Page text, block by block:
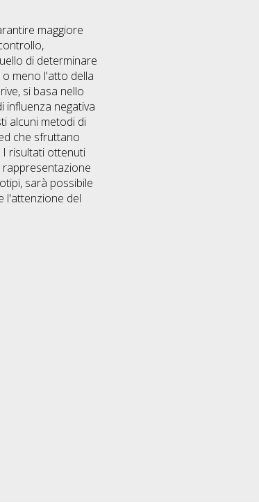
maggiore
di determinare
meno l'atto della
si basa nello
influenza negativa
alcuni metodi di
che sfruttano
I risultati ottenuti
sarà possibile
l'attenzione del